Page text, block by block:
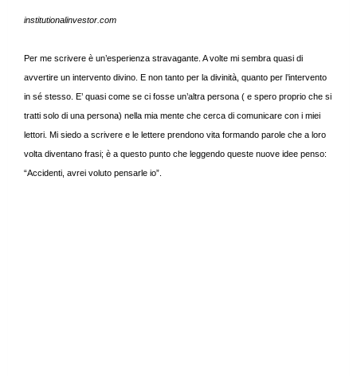
institutionalinvestor.com
Per me scrivere è un’esperienza stravagante. A volte mi sembra quasi di
avvertire un intervento divino. E non tanto per la divinità, quanto per l’intervento
in sé stesso. E’ quasi come se ci fosse un’altra persona ( e spero proprio che si
tratti solo di una persona) nella mia mente che cerca di comunicare con i miei
lettori. Mi siedo a scrivere e le lettere prendono vita formando parole che a loro
volta diventano frasi; è a questo punto che leggendo queste nuove idee penso:
“Accidenti, avrei voluto pensarle io”.